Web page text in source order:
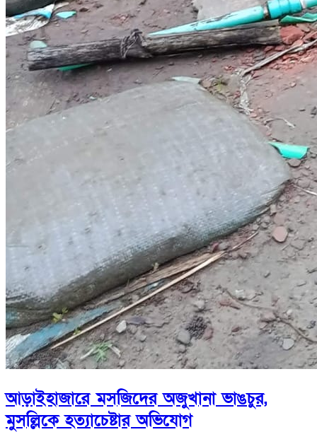
আড়াইহাজারে মস‌জি‌দের অজুখানা ভাঙচুর,
মুসল্লিকে হত্যাচেষ্টার অভিযোগ